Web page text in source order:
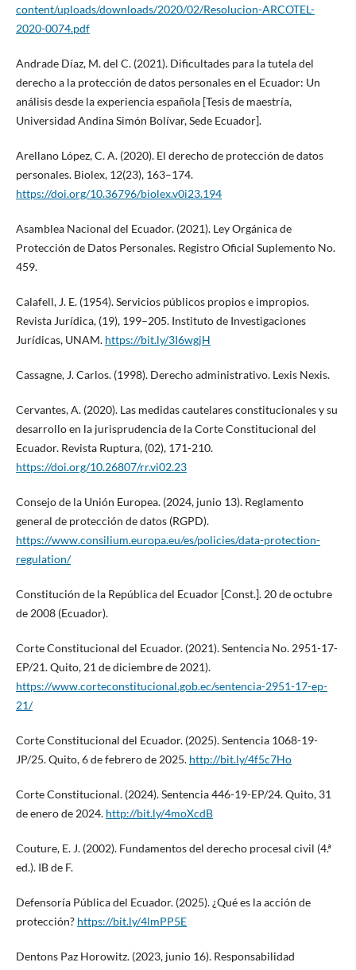
content/uploads/downloads/2020/02/Resolucion-ARCOTEL-
2020-0074.pdf
Andrade Díaz, M. del C. (2021). Dificultades para la tutela del
derecho a la protección de datos personales en el Ecuador: Un
análisis desde la experiencia española [Tesis de maestría,
Universidad Andina Simón Bolívar, Sede Ecuador].
Arellano López, C. A. (2020). El derecho de protección de datos
personales. Biolex, 12(23), 163–174.
https://doi.org/10.36796/biolex.v0i23.194
Asamblea Nacional del Ecuador. (2021). Ley Orgánica de
Protección de Datos Personales. Registro Oficial Suplemento No.
459.
Calafell, J. E. (1954). Servicios públicos propios e impropios.
Revista Jurídica, (19), 199–205. Instituto de Investigaciones
Jurídicas, UNAM. https://bit.ly/3I6wgjH
Cassagne, J. Carlos. (1998). Derecho administrativo. Lexis Nexis.
Cervantes, A. (2020). Las medidas cautelares constitucionales y su
desarrollo en la jurisprudencia de la Corte Constitucional del
Ecuador. Revista Ruptura, (02), 171-210.
https://doi.org/10.26807/rr.vi02.23
Consejo de la Unión Europea. (2024, junio 13). Reglamento
general de protección de datos (RGPD).
https://www.consilium.europa.eu/es/policies/data-protection-
regulation/
Constitución de la República del Ecuador [Const.]. 20 de octubre
de 2008 (Ecuador).
Corte Constitucional del Ecuador. (2021). Sentencia No. 2951-17-
EP/21. Quito, 21 de diciembre de 2021).
https://www.corteconstitucional.gob.ec/sentencia-2951-17-ep-
21/
Corte Constitucional del Ecuador. (2025). Sentencia 1068-19-
JP/25. Quito, 6 de febrero de 2025. http://bit.ly/4f5c7Ho
Corte Constitucional. (2024). Sentencia 446-19-EP/24. Quito, 31
de enero de 2024. http://bit.ly/4moXcdB
Couture, E. J. (2002). Fundamentos del derecho procesal civil (4.ª
ed.). IB de F.
Defensoría Pública del Ecuador. (2025). ¿Qué es la acción de
protección? https://bit.ly/4lmPP5E
Dentons Paz Horowitz. (2023, junio 16). Responsabilidad